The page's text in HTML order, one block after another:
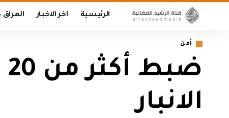
الرئيسية اخر الاخبار العراق
أمن
الانبار